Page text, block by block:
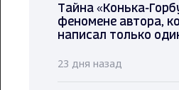
Тайна «Конька-
феномене автора,
написал только
23 дня назад